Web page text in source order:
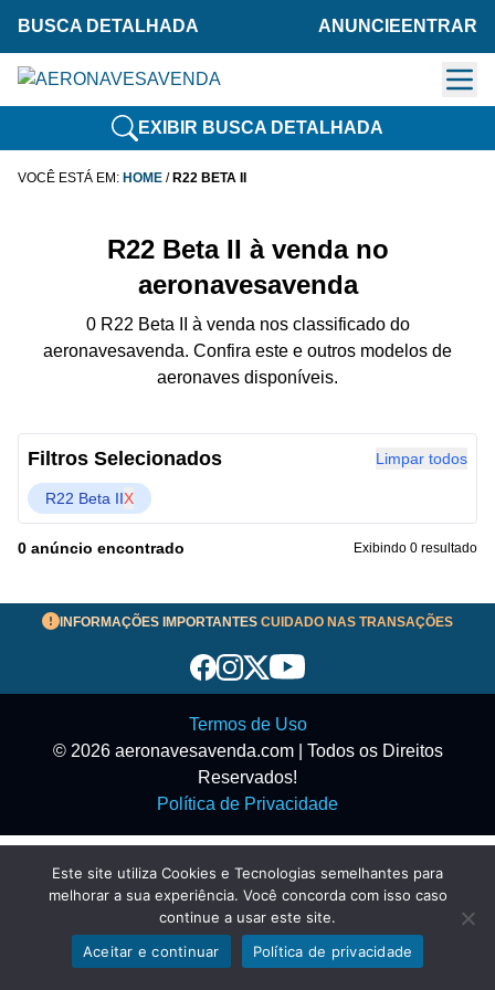
BUSCA DETALHADA ANUNCIE ENTRAR
EXIBIR BUSCA DETALHADA
Exibir filtros
VOCÊ ESTÁ EM: HOME / R22 BETA II
R22 Beta II à venda no
aeronavesavenda
0 R22 Beta II à venda nos classificado do
aeronavesavenda. Confira este e outros modelos de
aeronaves disponíveis.
Filtros Selecionados Limpar todos
R22 Beta IIX
0 anúncio encontrado Exibindo 0 resultado
INFORMAÇÕES IMPORTANTES CUIDADO NAS TRANSAÇÕES
Termos de Uso
© 2026 aeronavesavenda.com | Todos os Direitos
Reservados!
Política de Privacidade
Este site utiliza Cookies e Tecnologias semelhantes para
melhorar a sua experiência. Você concorda com isso caso
continue a usar este site.
Aceitar e continuar
Política de privacidade